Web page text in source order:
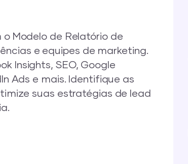
o Modelo de Relatório de
e equipes de marketing.
Insights, SEO, Google
Ads e mais. Identifique as
suas estratégias de lead